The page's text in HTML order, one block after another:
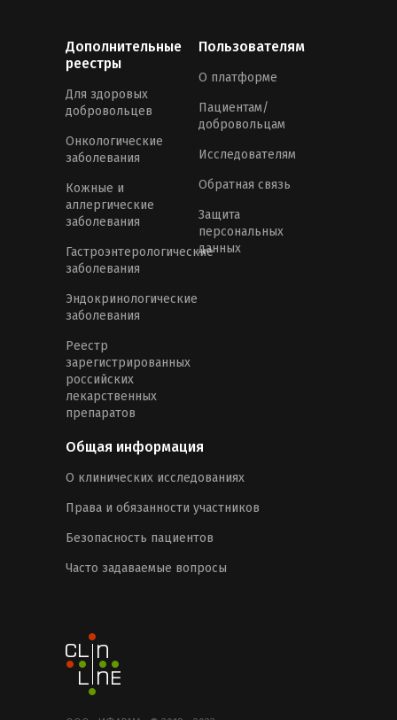
Дополнительные
реестры
Для здоровых
добровольцев
Онкологические
заболевания
Кожные и
аллергические
заболевания
Гастроэнтерологические
заболевания
Эндокринологические
заболевания
Реестр
зарегистрированных
российских
лекарственных
препаратов
Пользователям
О платформе
Пациентам/
добровольцам
Исследователям
Обратная связь
Защита
персональных
данных
Общая информация
О клинических исследованиях
Права и обязанности участников
Безопасность пациентов
Часто задаваемые вопросы